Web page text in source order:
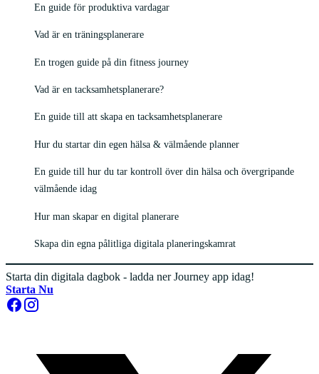
En guide för produktiva vardagar
Vad är en träningsplanerare
En trogen guide på din fitness journey
Vad är en tacksamhetsplanerare?
En guide till att skapa en tacksamhetsplanerare
Hur du startar din egen hälsa & välmående planner
En guide till hur du tar kontroll över din hälsa och övergripande
välmående idag
Hur man skapar en digital planerare
Skapa din egna pålitliga digitala planeringskamrat
Starta din digitala dagbok - ladda ner Journey app idag!
Starta Nu